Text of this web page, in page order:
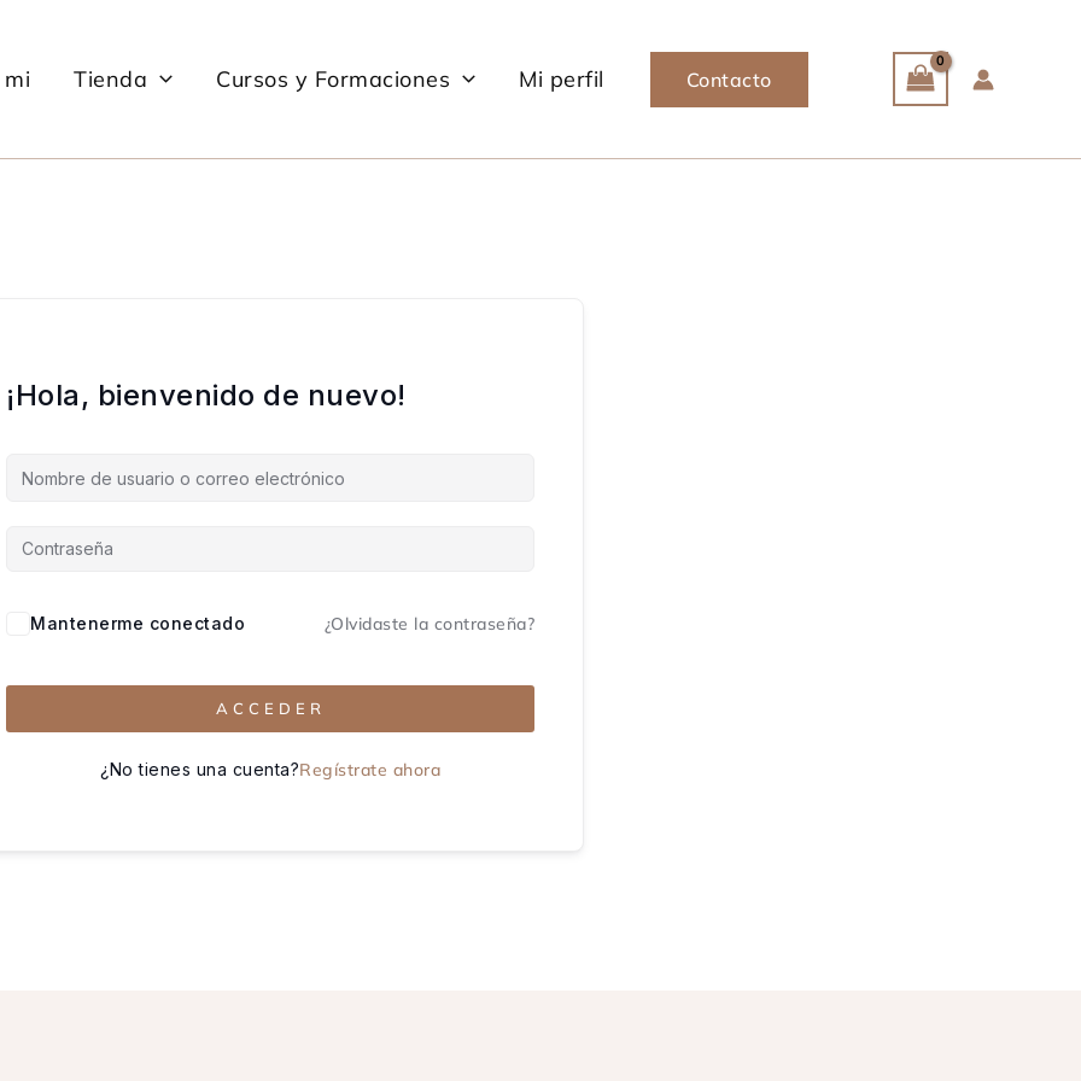
Tienda Cursos y Formaciones Mi perfil Contacto
¡Hola, bienvenido de nuevo!
Mantenerme conectado ¿Olvidaste la contraseña?
ACCEDER
¿No tienes una cuenta?Regístrate ahora